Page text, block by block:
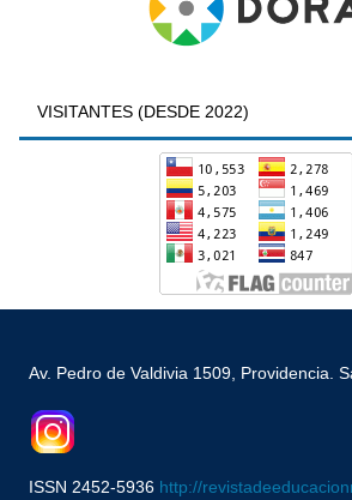
VISITANTES (DESDE 2022)
Av. Pedro de Valdivia 1509, Providencia.
ISSN 2452-5936 http://